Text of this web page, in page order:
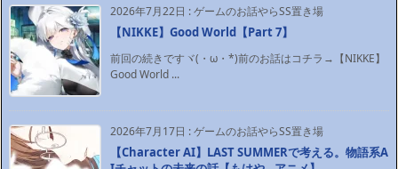
2026年7月22日 :ゲームのお話やらSS置き場
【NIKKE】Good World【Part 7】
前回の続きですヾ(・ω・*)前のお話はコチラ→【NIKKE】
Good World ...
2026年7月17日 :ゲームのお話やらSS置き場
【Character AI】LAST SUMMERで考える。物語系A